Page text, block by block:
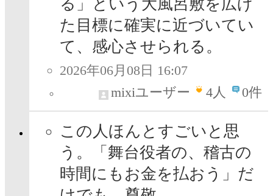
る」という大風呂敷を広げ
た目標に確実に近づいてい
て、感心させられる。
2026年06月08日 16:07
mixiユーザー
4人 0件
この人ほんとすごいと思
う。「舞台役者の、稽古の
時間にもお金を払おう」だ